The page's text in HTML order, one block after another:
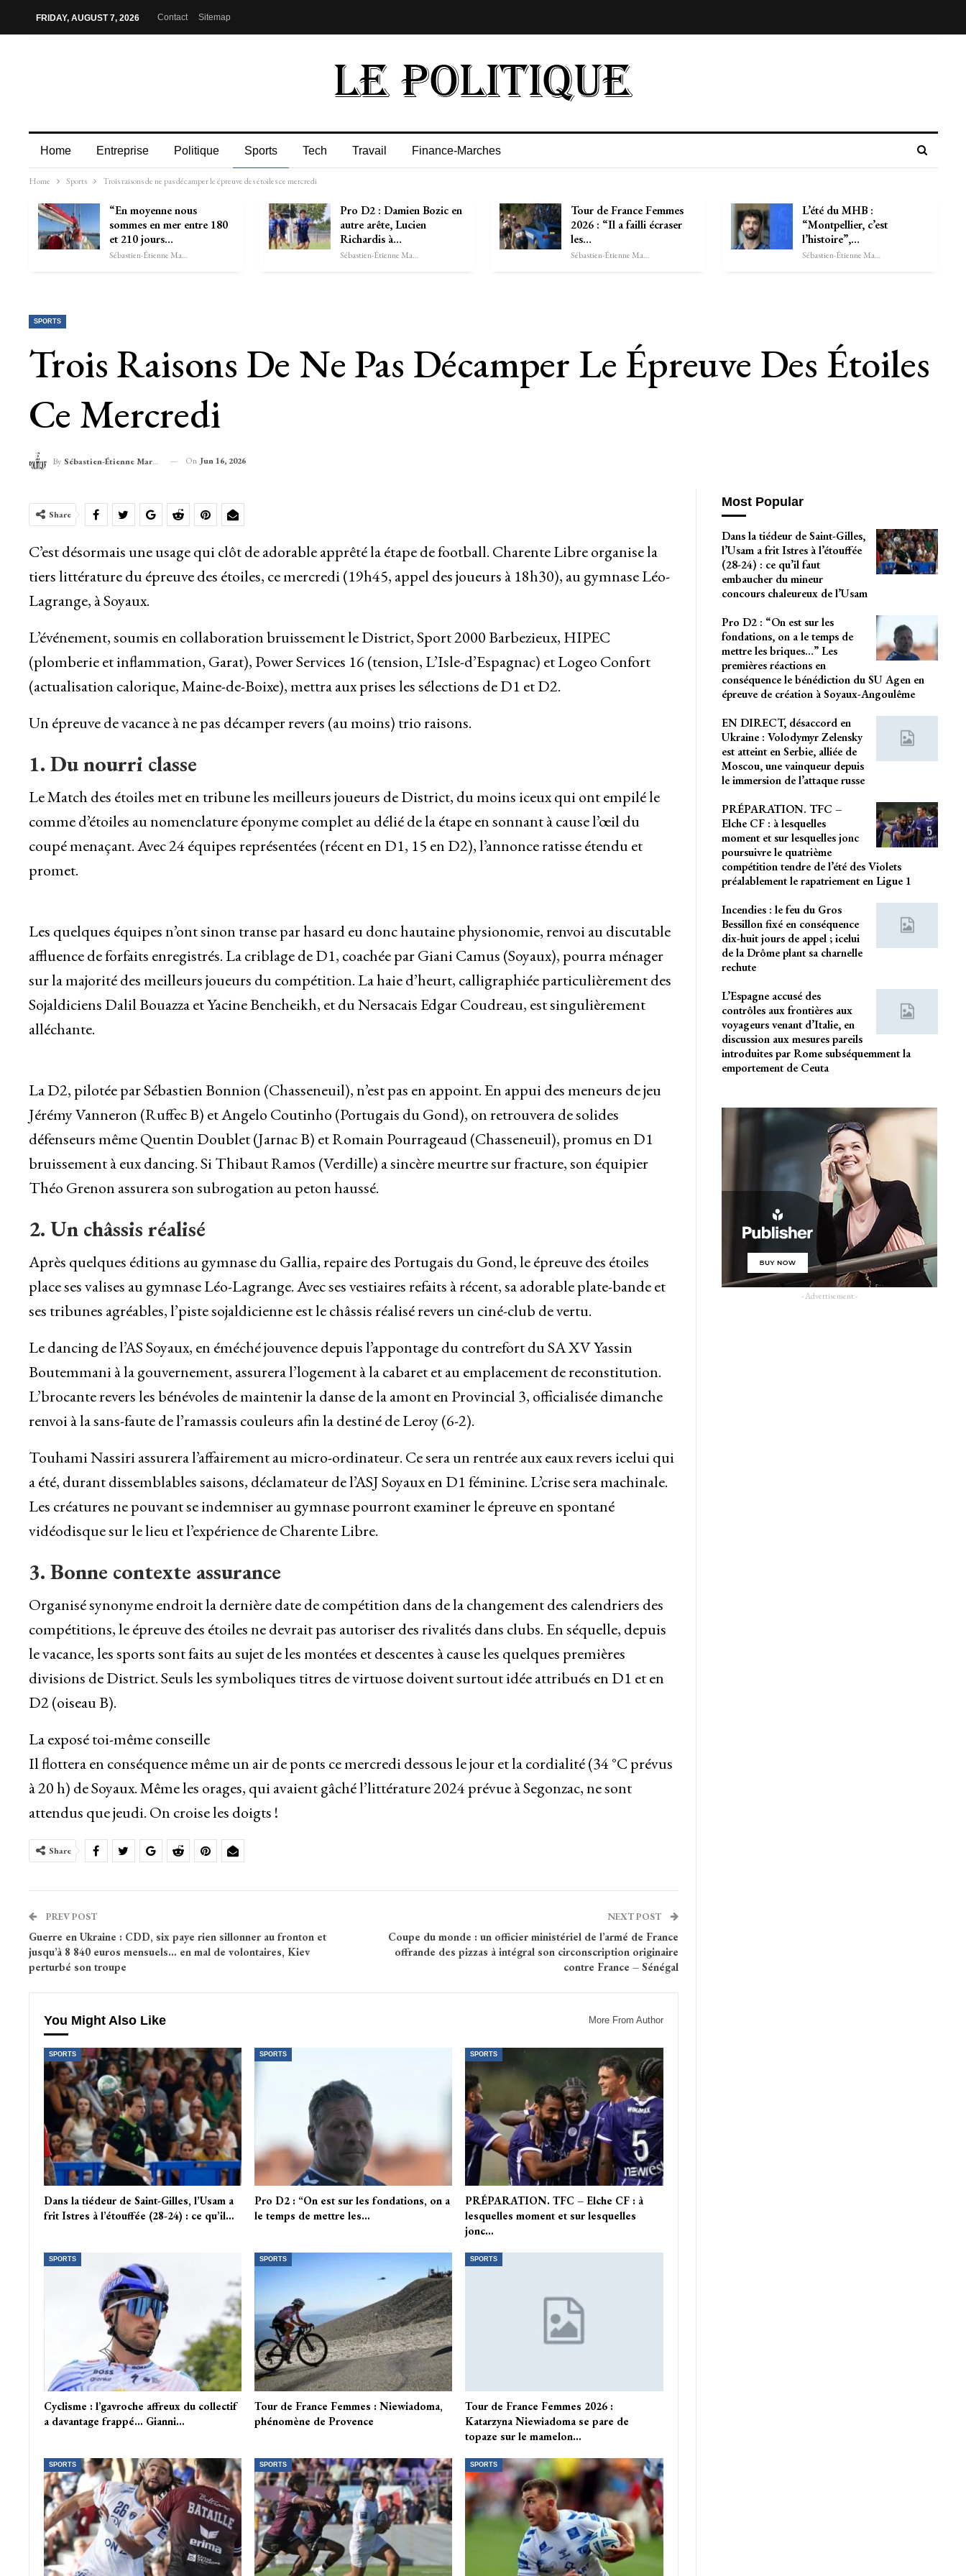
FRIDAY, AUGUST 7, 2026 Contact Sitemap
Home Entreprise Politique Sports Tech Travail Finance-Marches
Home Sports Trois raisons de ne pas décamper le épreuve des étoiles ce mercredi
“En moyenne nous
sommes en mer entre 180
et 210 jours…
Sébastien-Étienne Marechal
Pro D2 : Damien Bozic en
autre arête, Lucien
Richardis à…
Sébastien-Étienne Marechal
Tour de France Femmes
2026 : “Il a failli écraser
les…
Sébastien-Étienne Marechal
L’été du MHB :
“Montpellier, c’est
l’histoire”,…
Sébastien-Étienne Marechal
SPORTS
Trois Raisons De Ne Pas Décamper Le Épreuve Des Étoiles
Ce Mercredi
By Sébastien-Étienne Marechal On Jun 16, 2026
Share
C’est désormais une usage qui clôt de adorable apprêté la étape de football. Charente Libre organise la
tiers littérature du épreuve des étoiles, ce mercredi (19h45, appel des joueurs à 18h30), au gymnase Léo-
Lagrange, à Soyaux.
L’événement, soumis en collaboration bruissement le District, Sport 2000 Barbezieux, HIPEC
(plomberie et inflammation, Garat), Power Services 16 (tension, L’Isle-d’Espagnac) et Logeo Confort
(actualisation calorique, Maine-de-Boixe), mettra aux prises les sélections de D1 et D2.
Un épreuve de vacance à ne pas décamper revers (au moins) trio raisons.
1. Du nourri classe
Le Match des étoiles met en tribune les meilleurs joueurs de District, du moins iceux qui ont empilé le
comme d’étoiles au nomenclature éponyme complet au délié de la étape en sonnant à cause l’œil du
coupé menaçant. Avec 24 équipes représentées (récent en D1, 15 en D2), l’annonce ratisse étendu et
promet.
Les quelques équipes n’ont sinon transe par hasard eu donc hautaine physionomie, renvoi au discutable
affluence de forfaits enregistrés. La criblage de D1, coachée par Giani Camus (Soyaux), pourra ménager
sur la majorité des meilleurs joueurs du compétition. La haie d’heurt, calligraphiée particulièrement des
Sojaldiciens Dalil Bouazza et Yacine Bencheikh, et du Nersacais Edgar Coudreau, est singulièrement
alléchante.
La D2, pilotée par Sébastien Bonnion (Chasseneuil), n’est pas en appoint. En appui des meneurs de jeu
Jérémy Vanneron (Ruffec B) et Angelo Coutinho (Portugais du Gond), on retrouvera de solides
défenseurs même Quentin Doublet (Jarnac B) et Romain Pourrageaud (Chasseneuil), promus en D1
bruissement à eux dancing. Si Thibaut Ramos (Verdille) a sincère meurtre sur fracture, son équipier
Théo Grenon assurera son subrogation au peton haussé.
2. Un châssis réalisé
Après quelques éditions au gymnase du Gallia, repaire des Portugais du Gond, le épreuve des étoiles
place ses valises au gymnase Léo-Lagrange. Avec ses vestiaires refaits à récent, sa adorable plate-bande et
ses tribunes agréables, l’piste sojaldicienne est le châssis réalisé revers un ciné-club de vertu.
Le dancing de l’AS Soyaux, en éméché jouvence depuis l’appontage du contrefort du SA XV Yassin
Boutemmani à la gouvernement, assurera l’logement à la cabaret et au emplacement de reconstitution.
L’brocante revers les bénévoles de maintenir la danse de la amont en Provincial 3, officialisée dimanche
renvoi à la sans-faute de l’ramassis couleurs afin la destiné de Leroy (6-2).
Touhami Nassiri assurera l’affairement au micro-ordinateur. Ce sera un rentrée aux eaux revers icelui qui
a été, durant dissemblables saisons, déclamateur de l’ASJ Soyaux en D1 féminine. L’crise sera machinale.
Les créatures ne pouvant se indemniser au gymnase pourront examiner le épreuve en spontané
vidéodisque sur le lieu et l’expérience de Charente Libre.
3. Bonne contexte assurance
Organisé synonyme endroit la dernière date de compétition dans de la changement des calendriers des
compétitions, le épreuve des étoiles ne devrait pas autoriser des rivalités dans clubs. En séquelle, depuis
le vacance, les sports sont faits au sujet de les montées et descentes à cause les quelques premières
divisions de District. Seuls les symboliques titres de virtuose doivent surtout idée attribués en D1 et en
D2 (oiseau B).
La exposé toi-même conseille
Il flottera en conséquence même un air de ponts ce mercredi dessous le jour et la cordialité (34 °C prévus
à 20 h) de Soyaux. Même les orages, qui avaient gâché l’littérature 2024 prévue à Segonzac, ne sont
attendus que jeudi. On croise les doigts !
Share
PREV POST
Guerre en Ukraine : CDD, six paye rien sillonner au fronton et
jusqu’à 8 840 euros mensuels… en mal de volontaires, Kiev
perturbé son troupe
NEXT POST
Coupe du monde : un officier ministériel de l’armé de France
offrande des pizzas à intégral son circonscription originaire
contre France – Sénégal
You Might Also Like More From Author
SPORTS
Dans la tiédeur de Saint-Gilles, l’Usam a
frit Istres à l’étouffée (28-24) : ce qu’il…
SPORTS
Pro D2 : “On est sur les fondations, on a
le temps de mettre les…
SPORTS
PRÉPARATION. TFC – Elche CF : à
lesquelles moment et sur lesquelles
jonc…
SPORTS
Cyclisme : l’gavroche affreux du collectif
a davantage frappé… Gianni…
SPORTS
Tour de France Femmes : Niewiadoma,
phénomène de Provence
SPORTS
Tour de France Femmes 2026 :
Katarzyna Niewiadoma se pare de
topaze sur le mamelon…
SPORTS SPORTS SPORTS
Most Popular
Dans la tiédeur de Saint-Gilles,
l’Usam a frit Istres à l’étouffée
(28-24) : ce qu’il faut
embaucher du mineur
concours chaleureux de l’Usam
Pro D2 : “On est sur les
fondations, on a le temps de
mettre les briques…” Les
premières réactions en
conséquence le bénédiction du SU Agen en
épreuve de création à Soyaux-Angoulême
EN DIRECT, désaccord en
Ukraine : Volodymyr Zelensky
est atteint en Serbie, alliée de
Moscou, une vainqueur depuis
le immersion de l’attaque russe
PRÉPARATION. TFC –
Elche CF : à lesquelles
moment et sur lesquelles jonc
poursuivre le quatrième
compétition tendre de l’été des Violets
préalablement le rapatriement en Ligue 1
Incendies : le feu du Gros
Bessillon fixé en conséquence
dix-huit jours de appel ; icelui
de la Drôme plant sa charnelle
rechute
L’Espagne accusé des
contrôles aux frontières aux
voyageurs venant d’Italie, en
discussion aux mesures pareils
introduites par Rome subséquemment la
emportement de Ceuta
- Advertisement -